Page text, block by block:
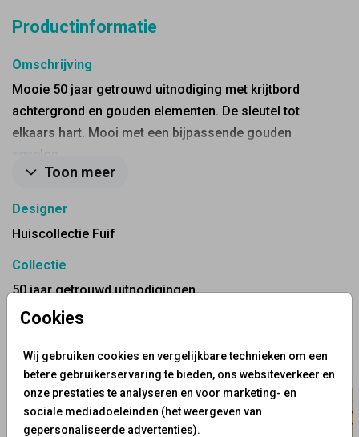
Cookies
Wij gebruiken cookies en vergelijkbare technieken om een
betere gebruikerservaring te bieden, ons websiteverkeer en
onze prestaties te analyseren en voor marketing- en
sociale mediadoeleinden (het weergeven van
gepersonaliseerde advertenties).
Productinformatie
Omschrijving
Mooie 50 jaar getrouwd uitnodiging met krijtbord
achtergrond en gouden elementen. De sleutel tot
elkaars hart. Mooi met een bijpassende gouden
envelop.
Toon meer
Designer
Huiscollectie Fuif
Collectie
50 jaar getrouwd uitnodigingen